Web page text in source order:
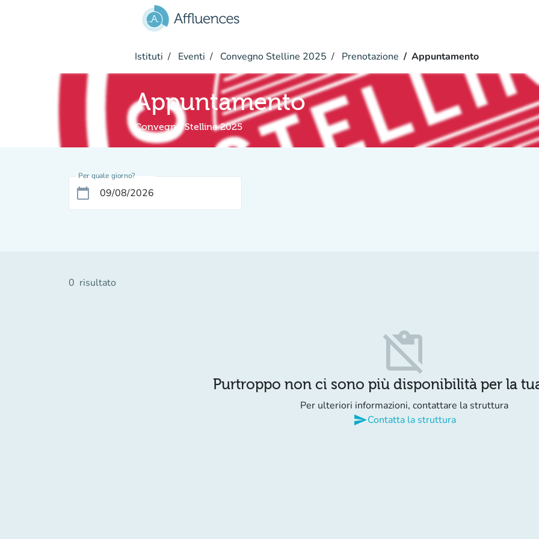
Istituti Eventi Convegno Stelline 2025 Prenotazione Appuntamento
Appuntamento
Convegno Stelline 2025
Per quale giorno?
calendar_today
0 risultato
content_paste_off
Purtroppo non ci sono più disponibilità per la
Per ulteriori informazioni, contattare la struttura
sendContatta la struttura